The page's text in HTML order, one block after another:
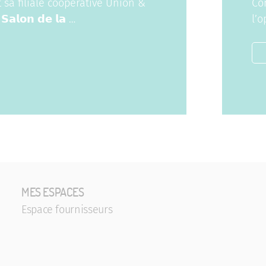
filiale coopérative Union &
𝗦𝗮𝗹𝗼𝗻 𝗱𝗲 𝗹𝗮 …
MES ESPACES
Espace fournisseurs